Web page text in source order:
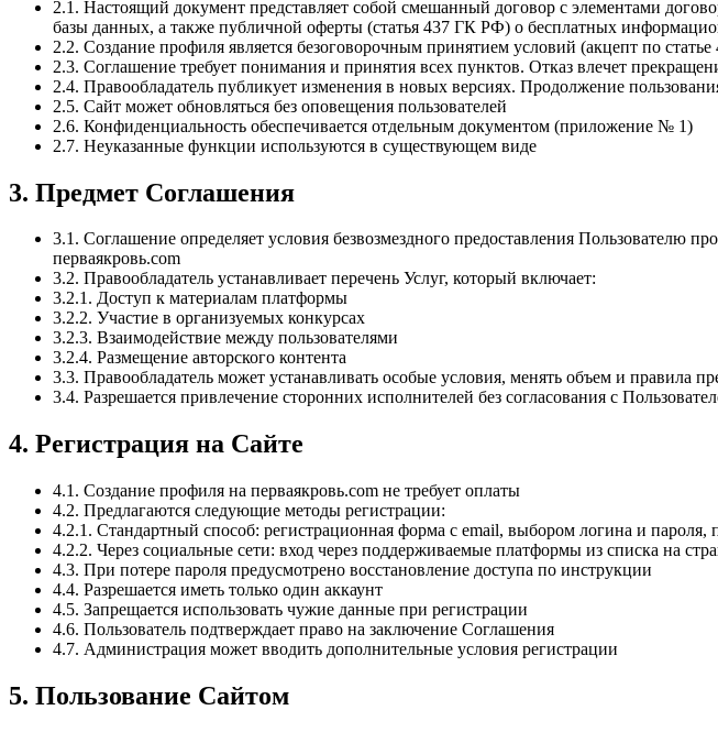
2.1. Настоящий документ представляет собой смешанный договор с элементами
базы данных, а также публичной оферты (статья 437 ГК РФ) о бесплатных
2.2. Создание профиля является безоговорочным принятием условий (акцепт по
2.3. Соглашение требует понимания и принятия всех пунктов. Отказ влечет
2.4. Правообладатель публикует изменения в новых версиях. Продолжение
2.5. Сайт может обновляться без оповещения пользователей
2.6. Конфиденциальность обеспечивается отдельным документом (приложение № 1)
2.7. Неуказанные функции используются в существующем виде
3. Предмет Соглашения
3.1. Соглашение определяет условия безвозмездного предоставления Пользователю
перваякровь.com
3.2. Правообладатель устанавливает перечень Услуг, который включает:
3.2.1. Доступ к материалам платформы
3.2.2. Участие в организуемых конкурсах
3.2.3. Взаимодействие между пользователями
3.2.4. Размещение авторского контента
3.3. Правообладатель может устанавливать особые условия, менять объем и правила
3.4. Разрешается привлечение сторонних исполнителей без согласования с
4. Регистрация на Сайте
4.1. Создание профиля на перваякровь.com не требует оплаты
4.2. Предлагаются следующие методы регистрации:
4.2.1. Стандартный способ: регистрационная форма с email, выбором логина и
4.2.2. Через социальные сети: вход через поддерживаемые платформы из списка на
4.3. При потере пароля предусмотрено восстановление доступа по инструкции
4.4. Разрешается иметь только один аккаунт
4.5. Запрещается использовать чужие данные при регистрации
4.6. Пользователь подтверждает право на заключение Соглашения
4.7. Администрация может вводить дополнительные условия регистрации
5. Пользование Сайтом